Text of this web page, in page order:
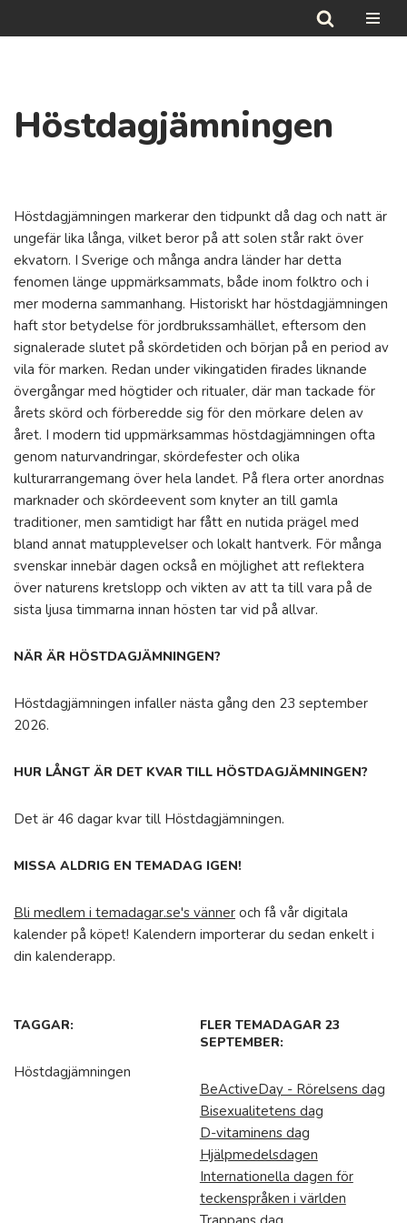
Höstdagjämningen
Höstdagjämningen markerar den tidpunkt då dag och natt är
ungefär lika långa, vilket beror på att solen står rakt över
ekvatorn. I Sverige och många andra länder har detta
fenomen länge uppmärksammats, både inom folktro och i
mer moderna sammanhang. Historiskt har höstdagjämningen
haft stor betydelse för jordbrukssamhället, eftersom den
signalerade slutet på skördetiden och början på en period av
vila för marken. Redan under vikingatiden firades liknande
övergångar med högtider och ritualer, där man tackade för
årets skörd och förberedde sig för den mörkare delen av
året. I modern tid uppmärksammas höstdagjämningen ofta
genom naturvandringar, skördefester och olika
kulturarrangemang över hela landet. På flera orter anordnas
marknader och skördeevent som knyter an till gamla
traditioner, men samtidigt har fått en nutida prägel med
bland annat matupplevelser och lokalt hantverk. För många
svenskar innebär dagen också en möjlighet att reflektera
över naturens kretslopp och vikten av att ta till vara på de
sista ljusa timmarna innan hösten tar vid på allvar.
NÄR ÄR HÖSTDAGJÄMNINGEN?
Höstdagjämningen infaller nästa gång den 23 september
2026.
HUR LÅNGT ÄR DET KVAR TILL HÖSTDAGJÄMNINGEN?
Det är 46 dagar kvar till Höstdagjämningen.
MISSA ALDRIG EN TEMADAG IGEN!
Bli medlem i temadagar.se's vänner och få vår digitala
kalender på köpet! Kalendern importerar du sedan enkelt i
din kalenderapp.
TAGGAR:
Höstdagjämningen
FLER TEMADAGAR 23
SEPTEMBER:
BeActiveDay - Rörelsens dag
Bisexualitetens dag
D-vitaminens dag
Hjälpmedelsdagen
Internationella dagen för
teckenspråken i världen